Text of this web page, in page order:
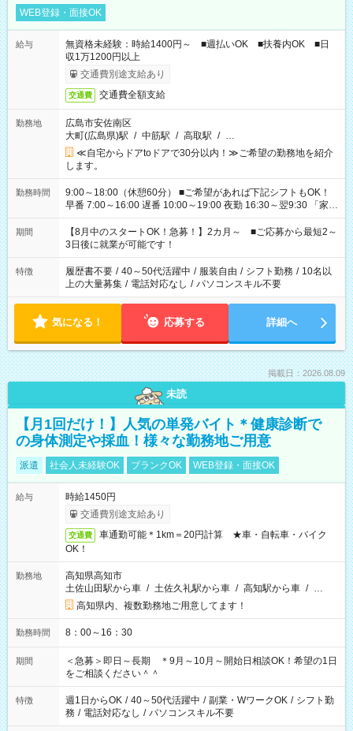
WEB登録・面接OK
給与
無資格未経験：時給1400円～ ■週払いOK ■扶養内OK ■日
収1万1200円以上
交通費別途支給あり
交通費 交通費全額支給
勤務地
広島市安佐南区
大町(広島県)駅 / 中筋駅 / 高取駅 / …
≪自宅からドアtoドアで30分以内！≫ご希望の勤務地を紹介
します。
勤務時間
9:00～18:00（休憩60分） ■ご希望があれば下記シフトもOK！
早番 7:00～16:00 遅番 10:00～19:00 夜勤 16:30～翌9:30 「家族
と休みを合わせたい」 「余裕を持って夕飯の準備がしたい」
「できれば残業はしたくない」 など、ご希望を教えてください
ね。 ※Wワーク希望の方へ 今ご覧のお仕事で希望する勤務時間
と、もう1つのお仕事の勤務時間。 合計で週40時間を超える場
合は応募できません。
期間
【8月中のスタートOK！急募！】2カ月～ ■ご応募から最短2～
3日後に就業が可能です！
特徴 履歴書不要 / 40～50代活躍中 / 服装自由 / シフト勤務 / 10名以
上の大量募集 / 電話対応なし / パソコンスキル不要
気になる！ 応募する 詳細へ
掲載日：2026.08.09
未読
【月1回だけ！】人気の単発バイト＊健康診断で
の身体測定や採血！様々な勤務地ご用意
派遣 社会人未経験OK ブランクOK WEB登録・面接OK
給与
時給1450円
交通費別途支給あり
交通費
車通勤可能＊1km＝20円計算 ★車・自転車・バイク
OK！
勤務地
高知県高知市
土佐山田駅から車 / 土佐久礼駅から車 / 高知駅から車 / …
高知県内、複数勤務地ご用意してます！
勤務時間 8：00～16：30
期間
＜急募＞即日～長期 ＊9月～10月～開始日相談OK！希望の1日
をご相談ください＾＾
特徴 週1日からOK / 40～50代活躍中 / 副業・WワークOK / シフト勤
務 / 電話対応なし / パソコンスキル不要